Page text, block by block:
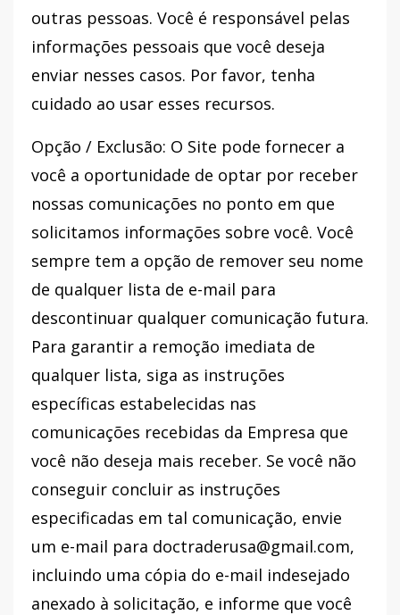
outras pessoas. Você é responsável pelas
informações pessoais que você deseja
enviar nesses casos. Por favor, tenha
cuidado ao usar esses recursos.
Opção / Exclusão: O Site pode fornecer a
você a oportunidade de optar por receber
nossas comunicações no ponto em que
solicitamos informações sobre você. Você
sempre tem a opção de remover seu nome
de qualquer lista de e-mail para
descontinuar qualquer comunicação futura.
Para garantir a remoção imediata de
qualquer lista, siga as instruções
específicas estabelecidas nas
comunicações recebidas da Empresa que
você não deseja mais receber. Se você não
conseguir concluir as instruções
especificadas em tal comunicação, envie
um e-mail para doctraderusa@gmail.com,
incluindo uma cópia do e-mail indesejado
anexado à solicitação, e informe que você